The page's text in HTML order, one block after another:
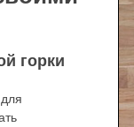
горки